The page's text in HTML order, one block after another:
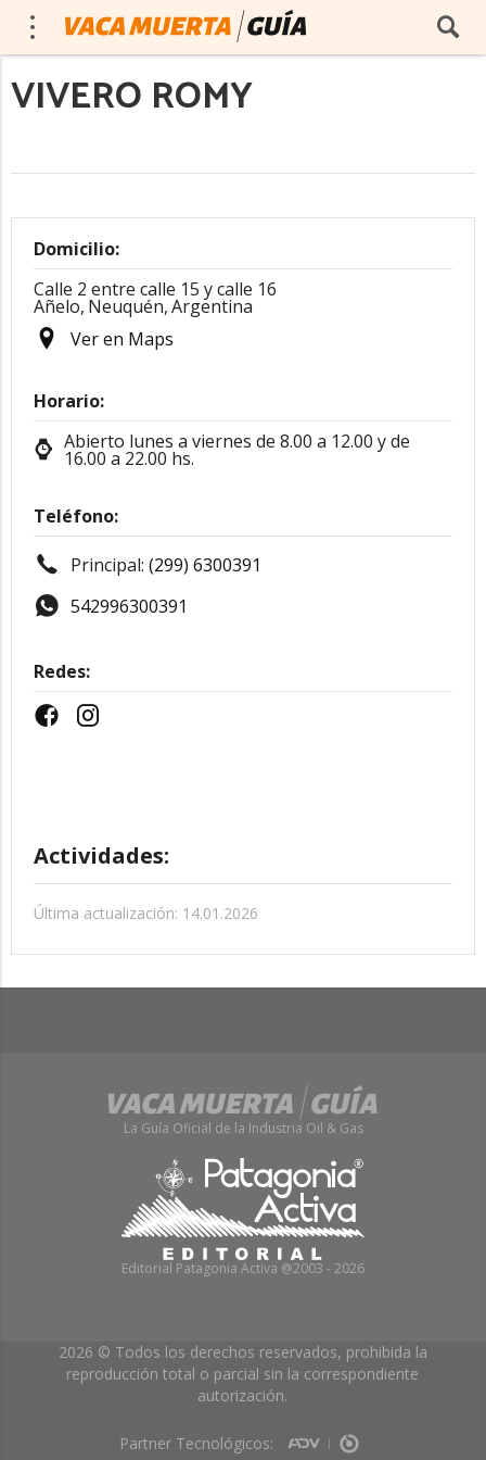
VIVERO ROMY
Domicilio:
Calle 2 entre calle 15 y calle 16
Añelo, Neuquén,Argentina
Ver en Maps
Horario:
Abierto lunes a viernes de 8.00 a 12.00 y de
16.00 a 22.00 hs.
Teléfono:
Principal: (299) 6300391
542996300391
Redes:
Actividades:
Última actualización: 14.01.2026
La Guía Oficial de la Industria Oil & Gas
Editorial Patagonia Activa @2003 - 2026
2026 © Todos los derechos reservados, prohibida la
reproducción total o parcial sin la correspondiente
autorización.
Partner Tecnológicos: